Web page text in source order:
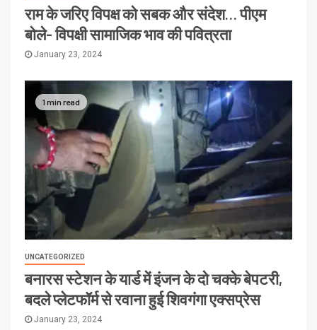
राम के जरिए विपक्ष को सबक और संदेश… पीएम
बोले- विपक्षी सामाजिक भाव की पवित्रता
January 23, 2024
1 min read
UNCATEGORIZED
बनारस स्टेशन के यार्ड में इंजन के दो चक्के बेपटरी,
बदले प्लेटफॉर्म से रवाना हुई शिवगंगा एक्सप्रेस
January 23, 2024